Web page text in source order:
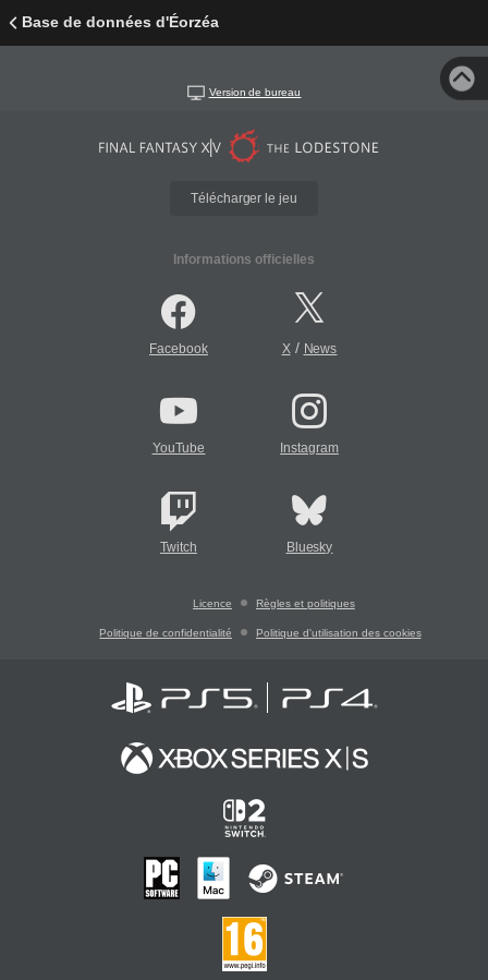
Base de données d'Éorzéa
Version de bureau
Télécharger le jeu
Informations officielles
Facebook X/ News
YouTube Instagram
Twitch Bluesky
Licence Règles et politiques
Politique de confidentialité Politique d'utilisation des cookies